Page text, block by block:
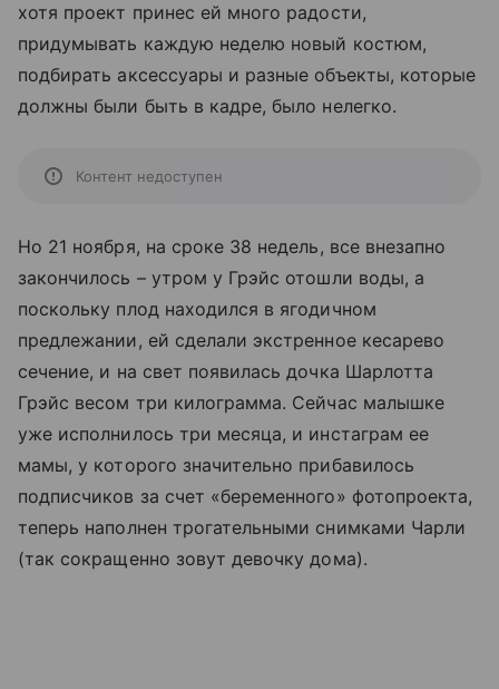
хотя проект принес ей много радости,
придумывать каждую неделю новый костюм,
подбирать аксессуары и разные объекты, которые
должны были быть в кадре, было нелегко.
Контент недоступен
Но 21 ноября, на сроке 38 недель, все внезапно
закончилось – утром у Грэйс отошли воды, а
поскольку плод находился в ягодичном
предлежании, ей сделали экстренное кесарево
сечение, и на свет появилась дочка Шарлотта
Грэйс весом три килограмма. Сейчас малышке
уже исполнилось три месяца, и инстаграм ее
мамы, у которого значительно прибавилось
подписчиков за счет «беременного» фотопроекта,
теперь наполнен трогательными снимками Чарли
(так сокращенно зовут девочку дома).